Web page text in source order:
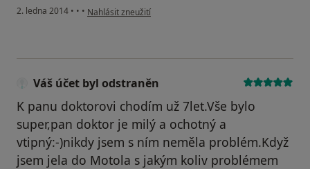
2. ledna 2014 • • • podle názoru uživatele Váš účet byl odstraněn
Nahlásit zneužití
Váš účet byl odstraněn
K panu doktorovi chodím už 7let.Vše bylo
super,pan doktor je milý a ochotný a
vtipný:-)nikdy jsem s ním neměla problém.Když
jsem jela do Motola s jakým koliv problémem